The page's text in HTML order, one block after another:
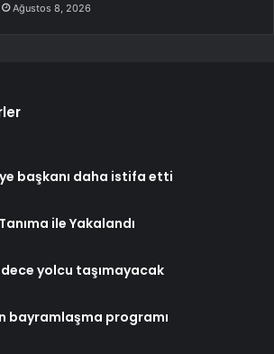
Ağustos 8, 2026
başkanı daha istifa etti
ile Yakalandı
yolcu taşımayacak
bayramlaşma programı